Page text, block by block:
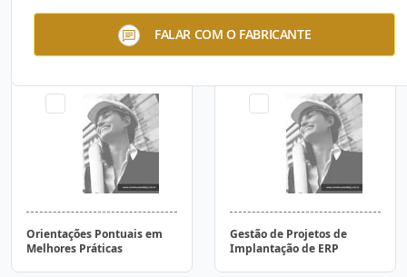
FALAR COM O FABRICANTE
Estudo de Aderência de
Orientações Pontuais em
Melhores Práticas
Gestão de Projetos de
Implantação de ERP